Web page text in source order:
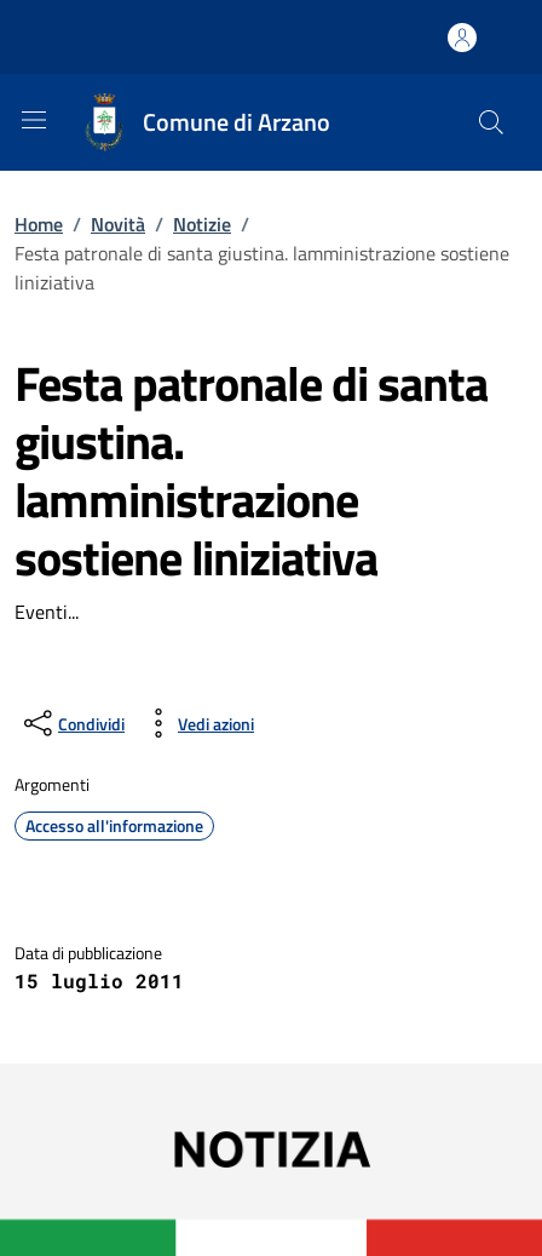
Comune di Arzano
Home / Novità / Notizie /
Festa patronale di santa giustina. lamministrazione sostiene
liniziativa
Festa patronale di santa
giustina.
lamministrazione
sostiene liniziativa
Eventi...
Condividi Vedi azioni
Argomenti
Accesso all'informazione
Data di pubblicazione
15 luglio 2011